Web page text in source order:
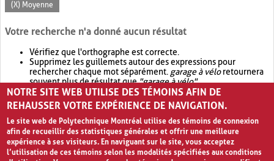
(X) Moyenne
Votre recherche n'a donné aucun résultat
Vérifiez que l'orthographe est correcte.
Supprimez les guillemets autour des expressions pour
rechercher chaque mot séparément. garage à véloretournera
souvent plus de résultat que"garage à vélo".
Envisagez d'élargir votre recherche avec OR.garage OR vélo
retournera souvent plus de résultat quegarage à vélo
NOTRE SITE WEB UTILISE DES TÉMOINS AFIN DE
REHAUSSER VOTRE EXPÉRIENCE DE NAVIGATION.
Le site web de Polytechnique Montréal utilise des témoins de connexion
afin de recueillir des statistiques générales et offrir une meilleure
expérience à ses visiteurs. En naviguant sur le site, vous acceptez
l’utilisation de ces témoins selon les modalités spécifiées aux conditions